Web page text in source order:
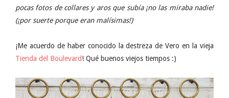
pocas fotos de collares y aros que subía ¡no las miraba nadie!
(¡por suerte porque eran malísimas!)
¡Me acuerdo de haber conocido la destreza de Vero en la vieja
Tienda del Boulevard! Qué buenos viejos tiempos :)